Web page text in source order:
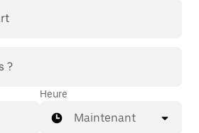
?
Heure
Maintenant